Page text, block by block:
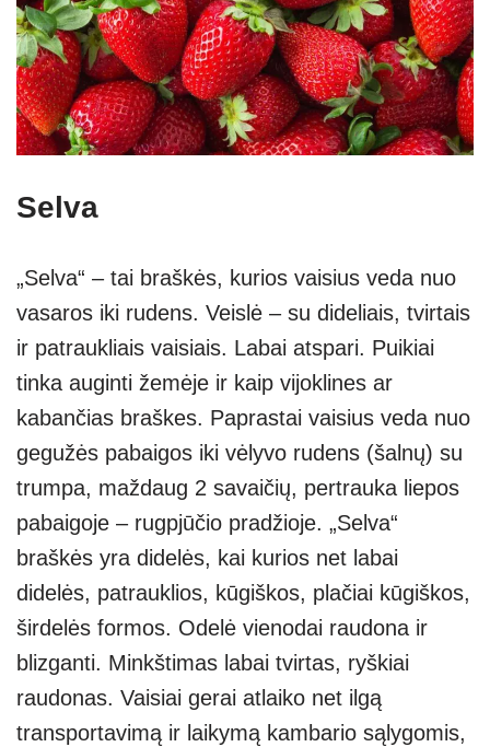
Selva
„Selva“ – tai braškės, kurios vaisius veda nuo
vasaros iki rudens. Veislė – su dideliais, tvirtais
ir patraukliais vaisiais. Labai atspari. Puikiai
tinka auginti žemėje ir kaip vijoklines ar
kabančias braškes. Paprastai vaisius veda nuo
gegužės pabaigos iki vėlyvo rudens (šalnų) su
trumpa, maždaug 2 savaičių, pertrauka liepos
pabaigoje – rugpjūčio pradžioje. „Selva“
braškės yra didelės, kai kurios net labai
didelės, patrauklios, kūgiškos, plačiai kūgiškos,
širdelės formos. Odelė vienodai raudona ir
blizganti. Minkštimas labai tvirtas, ryškiai
raudonas. Vaisiai gerai atlaiko net ilgą
transportavimą ir laikymą kambario sąlygomis,